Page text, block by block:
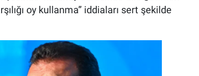
oy kullanma” iddiaları sert şekilde